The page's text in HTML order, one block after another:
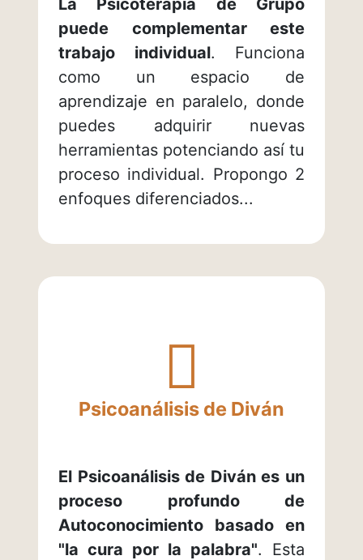
puede complementar este
trabajo individual. Funciona
como un espacio de
aprendizaje en paralelo, donde
puedes adquirir nuevas
herramientas potenciando así tu
proceso individual. Propongo 2
enfoques diferenciados...
Psicoanálisis de Diván
El Psicoanálisis de Diván es un
proceso profundo de
Autoconocimiento basado en
"la cura por la palabra". Esta